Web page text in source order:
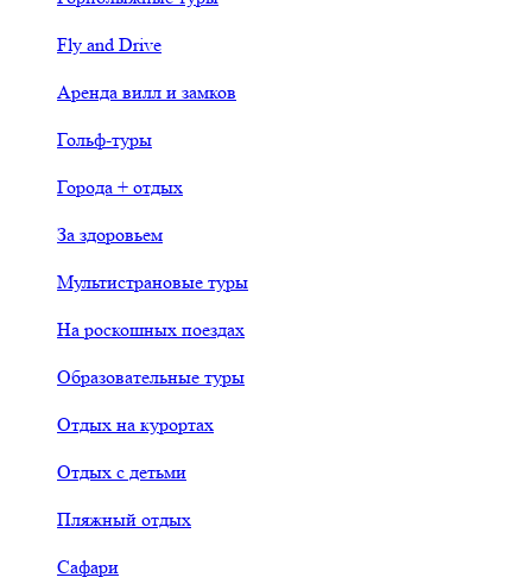
Fly and Drive
Аренда вилл и замков
Гольф-туры
Города + отдых
За здоровьем
Мультистрановые туры
На роскошных поездах
Образовательные туры
Отдых на курортах
Отдых с детьми
Пляжный отдых
Сафари